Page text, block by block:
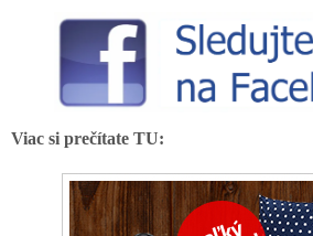
Viac si prečítate TU: